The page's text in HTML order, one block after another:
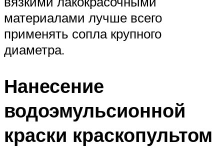
материалами лучше всего
применять сопла крупного
диаметра.
Нанесение
водоэмульсионной
краски краскопультом